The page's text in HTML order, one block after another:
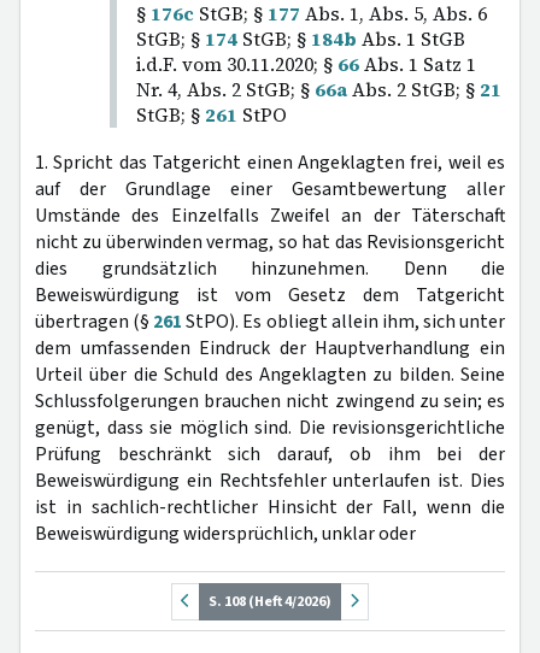
§ 176c StGB; § 177 Abs. 1, Abs. 5, Abs. 6
StGB; § 174 StGB; § 184b Abs. 1 StGB
i.d.F. vom 30.11.2020; § 66Abs. 1 Satz 1
Nr. 4, Abs. 2 StGB; § 66aAbs. 2 StGB; § 21
StGB; § 261 StPO
1. Spricht das Tatgericht einen Angeklagten frei, weil es
auf der Grundlage einer Gesamtbewertung aller
Umstände des Einzelfalls Zweifel an der Täterschaft
nicht zu überwinden vermag, so hat das Revisionsgericht
dies grundsätzlich hinzunehmen. Denn die
Beweiswürdigung ist vom Gesetz dem Tatgericht
übertragen (§ 261StPO). Es obliegt allein ihm, sich unter
dem umfassenden Eindruck der Hauptverhandlung ein
Urteil über die Schuld des Angeklagten zu bilden. Seine
Schlussfolgerungen brauchen nicht zwingend zu sein; es
genügt, dass sie möglich sind. Die revisionsgerichtliche
Prüfung beschränkt sich darauf, ob ihm bei der
Beweiswürdigung ein Rechtsfehler unterlaufen ist. Dies
ist in sachlich-rechtlicher Hinsicht der Fall, wenn die
Beweiswürdigung widersprüchlich, unklar oder
S. 108 (Heft 4/2026)